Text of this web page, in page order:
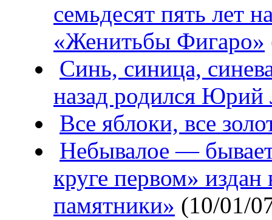
семьдесят пять лет
«Женитьбы Фигаро»
Синь, синица,
назад родился Юрий
Все яблоки, все
Небывалое —
круге первом»
памятники» (10/01/